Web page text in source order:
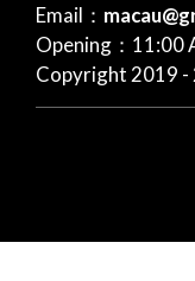
Email：
Opening：11:00
Copyright 2019 -